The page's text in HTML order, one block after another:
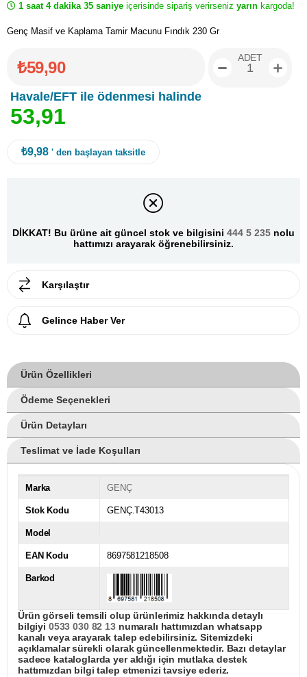
1 saat 4 dakika 35 saniye içerisinde sipariş verirseniz yarın kargoda!
Genç Masif ve Kaplama Tamir Macunu Fındık 230 Gr
₺59,90
Havale/EFT ile ödenmesi halinde
53,91
ADET
₺9,98 ' den başlayan taksitle
DİKKAT! Bu ürüne ait güncel stok ve bilgisini 444 5 235 nolu
hattımızı arayarak öğrenebilirsiniz.
Karşılaştır
Gelince Haber Ver
Ürün Özellikleri
Ödeme Seçenekleri
Ürün Detayları
Teslimat ve İade Koşulları
Marka GENÇ
Stok Kodu GENÇ.T43013
Model
EAN Kodu 8697581218508
Barkod
Ürün görseli temsili olup ürünlerimiz hakkında detaylı
bilgiyi 0533 030 82 13numaralı hattımızdan whatsapp
kanalı veya arayarak talep edebilirsiniz. Sitemizdeki
açıklamalar sürekli olarak güncellenmektedir. Bazı detaylar
sadece kataloglarda yer aldığı için mutlaka destek
hattımızdan bilgi talep etmenizi tavsiye ederiz.